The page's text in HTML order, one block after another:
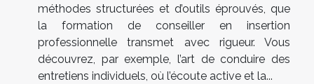
méthodes structurées et d’outils éprouvés, que
la formation de conseiller en insertion
professionnelle transmet avec rigueur. Vous
découvrez, par exemple, l’art de conduire des
entretiens individuels, où l’écoute active et la...